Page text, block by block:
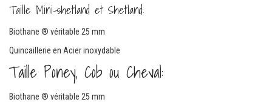
Taille Mini-shetland et Shetland:
Biothane ® véritable 25 mm
Quincaillerie en Acier inoxydable
Taille Poney, Cob ou Cheval:
Biothane ® véritable 25 mm